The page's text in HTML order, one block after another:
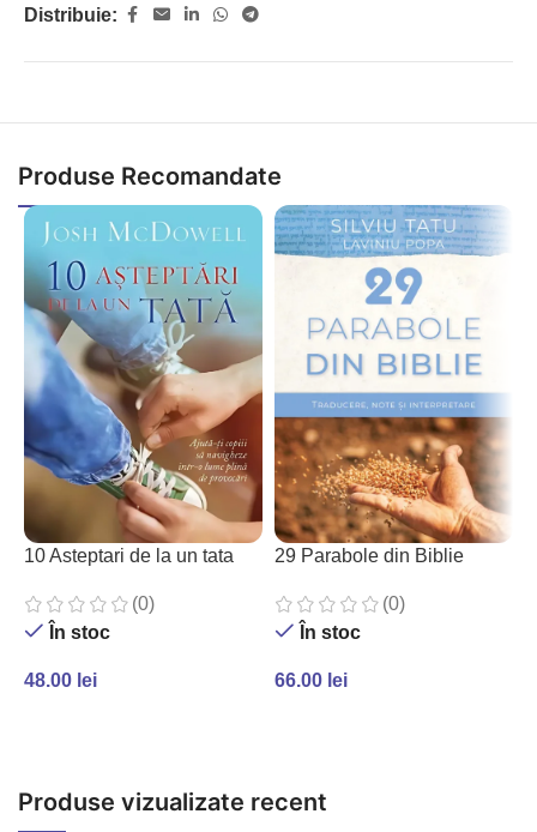
Distribuie:
Produse Recomandate
10 Asteptari de la un tata
(0)
În stoc
48.00 lei
29 Parabole din Biblie
(0)
În stoc
66.00 lei
Produse vizualizate recent